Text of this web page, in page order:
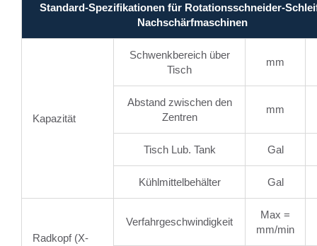
Standard-Spezifikationen für Rotationsschneider-
Nachschärfmaschinen
Kapazität
Schwenkbereich über
Tisch
mm
Abstand zwischen den
Zentren
mm
Tisch Lub. Tank Gal
Kühlmittelbehälter Gal
Radkopf (X-
Verfahrgeschwindigkeit
Max =
mm/min